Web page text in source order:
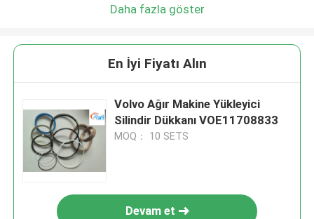
Daha fazla göster
En İyi Fiyatı Alın
Volvo Ağır Makine Yükleyici
Silindir Dükkanı VOE11708833
MOQ： 10 SETS
Devam et